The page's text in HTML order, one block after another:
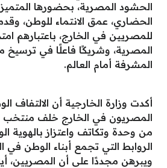
الحشود المصرية، بحضورها
الحضاري، عمق الانتماء للوطن،
للمصريين في الخارج، باعتبارهم
المصرية، وشريكًا فاعلًا في ترسيخ
المشرفة أمام العالم.
أكدت وزارة الخارجية أن الالتفاف
المصريون في الخارج خلف منتخب
من وحدة وتكاتف واعتزاز بالهوية
الروابط التي تجمع أبناء الوطن في
ويبرهن مجددًا على أن المصريين،